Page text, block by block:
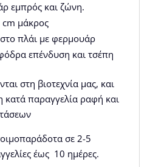
εμπρός και ζώνη.
μάκρος
πλάι με φερμουάρ
επένδυση και τσέπη
στη βιοτεχνία μας, και
κατά παραγγελία ραφή και
σε 2-5
έως 10 ημέρες.